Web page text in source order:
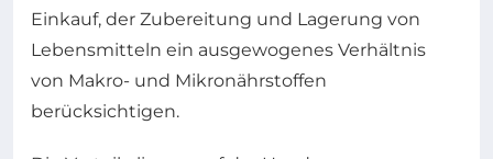
Einkauf, der Zubereitung und Lagerung von
Lebensmitteln ein ausgewogenes Verhältnis
von Makro- und Mikronährstoffen
berücksichtigen.